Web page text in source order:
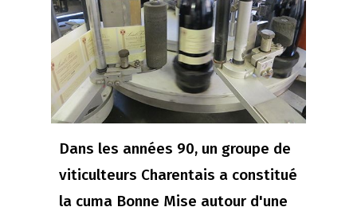
Dans les années 90, un groupe de
viticulteurs Charentais a constitué
la cuma Bonne Mise autour d'une